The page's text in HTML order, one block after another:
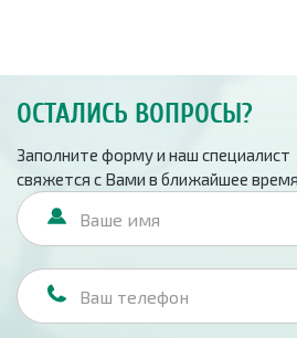
ОСТАЛИСЬ ВОПРОСЫ?
Заполните форму и наш специалист
свяжется с Вами в ближайшее время